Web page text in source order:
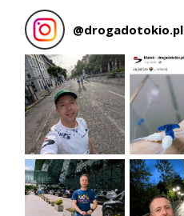
@drogadotokio.pl